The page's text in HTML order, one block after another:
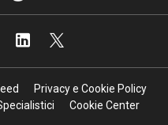
Privacy e Cookie Policy
Cookie Center